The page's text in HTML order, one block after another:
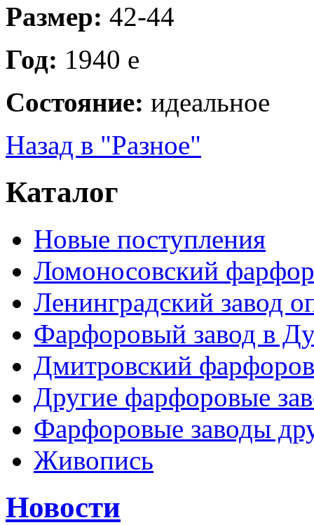
Размер: 42-44
Год: 1940 е
Состояние: идеальное
Назад в "Разное"
Каталог
Новые поступления
Ломоносовский
Ленинградский завод
Фарфоровый завод в
Дмитровский
Другие фарфоровые
Фарфоровые заводы
Живопись
Новости